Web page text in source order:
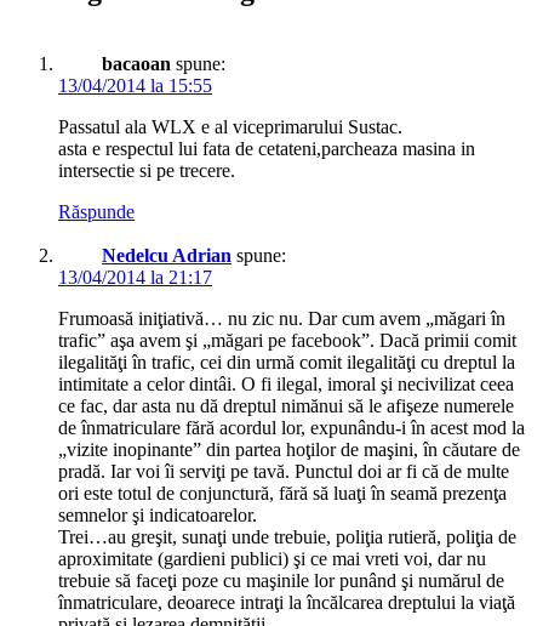
bacaoan spune:
13/04/2014 la 15:55
Passatul ala WLX e al viceprimarului Sustac.
asta e respectul lui fata de cetateni,parcheaza masina in
intersectie si pe trecere.
Răspunde
Nedelcu Adrian spune:
13/04/2014 la 21:17
Frumoasă iniţiativă… nu zic nu. Dar cum avem „măgari în
trafic” aşa avem şi „măgari pe facebook”. Dacă primii comit
ilegalităţi în trafic, cei din urmă comit ilegalităţi cu dreptul la
intimitate a celor dintâi. O fi ilegal, imoral şi necivilizat ceea
ce fac, dar asta nu dă dreptul nimănui să le afişeze numerele
de înmatriculare fără acordul lor, expunându-i în acest mod la
„vizite inopinante” din partea hoţilor de maşini, în căutare de
pradă. Iar voi îi serviţi pe tavă. Punctul doi ar fi că de multe
ori este totul de conjunctură, fără să luaţi în seamă prezenţa
semnelor şi indicatoarelor.
Trei…au greşit, sunaţi unde trebuie, poliţia rutieră, poliţia de
aproximitate (gardieni publici) şi ce mai vreti voi, dar nu
trebuie să faceţi poze cu maşinile lor punând şi numărul de
înmatriculare, deoarece intraţi la încălcarea dreptului la viaţă